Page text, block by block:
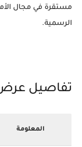
مستقرة في مجال
الرسمية.
تفاصيل
المعلومة